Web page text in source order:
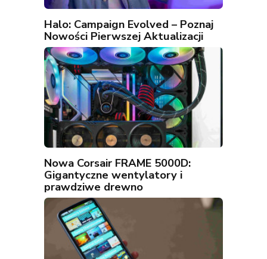
Halo: Campaign Evolved – Poznaj
Nowości Pierwszej Aktualizacji
Nowa Corsair FRAME 5000D:
Gigantyczne wentylatory i
prawdziwe drewno